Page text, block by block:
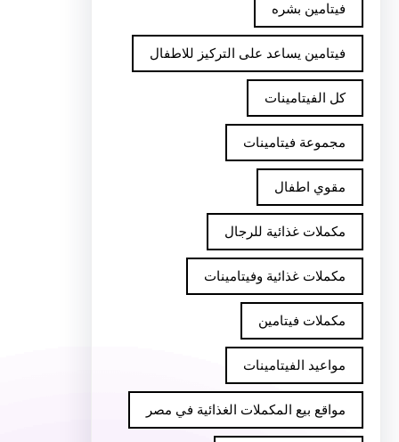
فيتامين بشره
فيتامين يساعد على التركيز للاطفال
كل الفيتامينات
مجموعة فيتامينات
مقوي اطفال
مكملات غذائية للرجال
مكملات غذائية وفيتامينات
مكملات فيتامين
مواعيد الفيتامينات
مواقع بيع المكملات الغذائية في مصر